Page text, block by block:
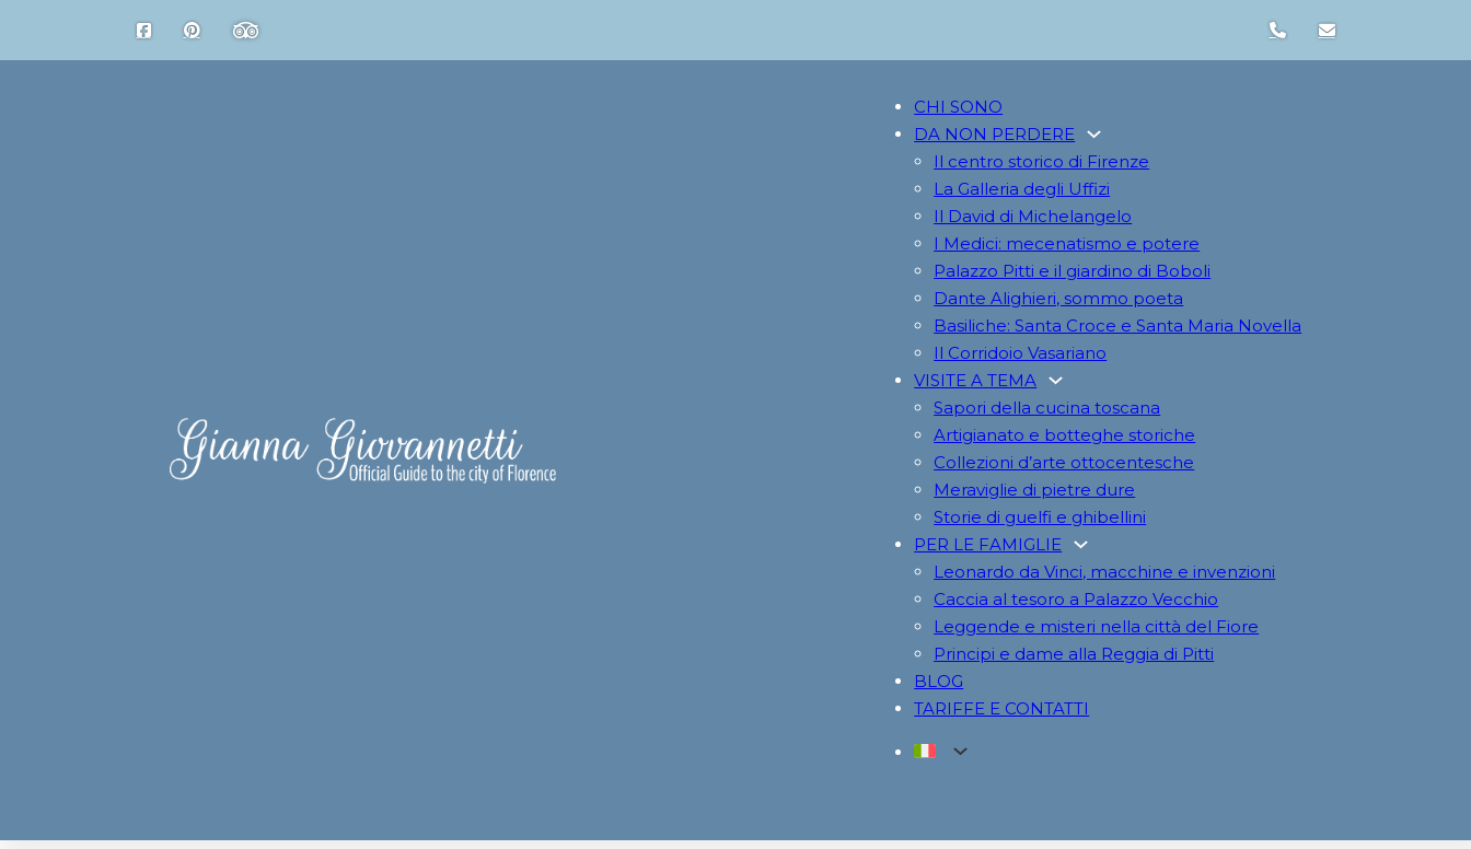
CHI SONO
DA NON PERDERE
Il centro storico di Firenze
La Galleria degli Uffizi
Il David di Michelangelo
I Medici: mecenatismo e potere
Palazzo Pitti e il giardino di Boboli
Dante Alighieri, sommo poeta
Basiliche: Santa Croce e Santa Maria Novella
Il Corridoio Vasariano
VISITE A TEMA
Sapori della cucina toscana
Artigianato e botteghe storiche
Collezioni d’arte ottocentesche
Meraviglie di pietre dure
Storie di guelfi e ghibellini
PER LE FAMIGLIE
Leonardo da Vinci, macchine e invenzioni
Caccia al tesoro a Palazzo Vecchio
Leggende e misteri nella città del Fiore
Principi e dame alla Reggia di Pitti
BLOG
TARIFFE E CONTATTI